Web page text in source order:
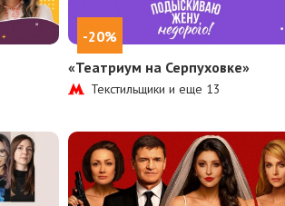
-20%
«Театриум на Серпуховке»
Текстильщики и еще 13